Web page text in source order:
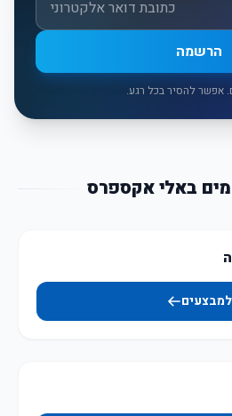
הרשמה
אפשר להסיר בכל רגע.
באלי אקספרס
למבצעים